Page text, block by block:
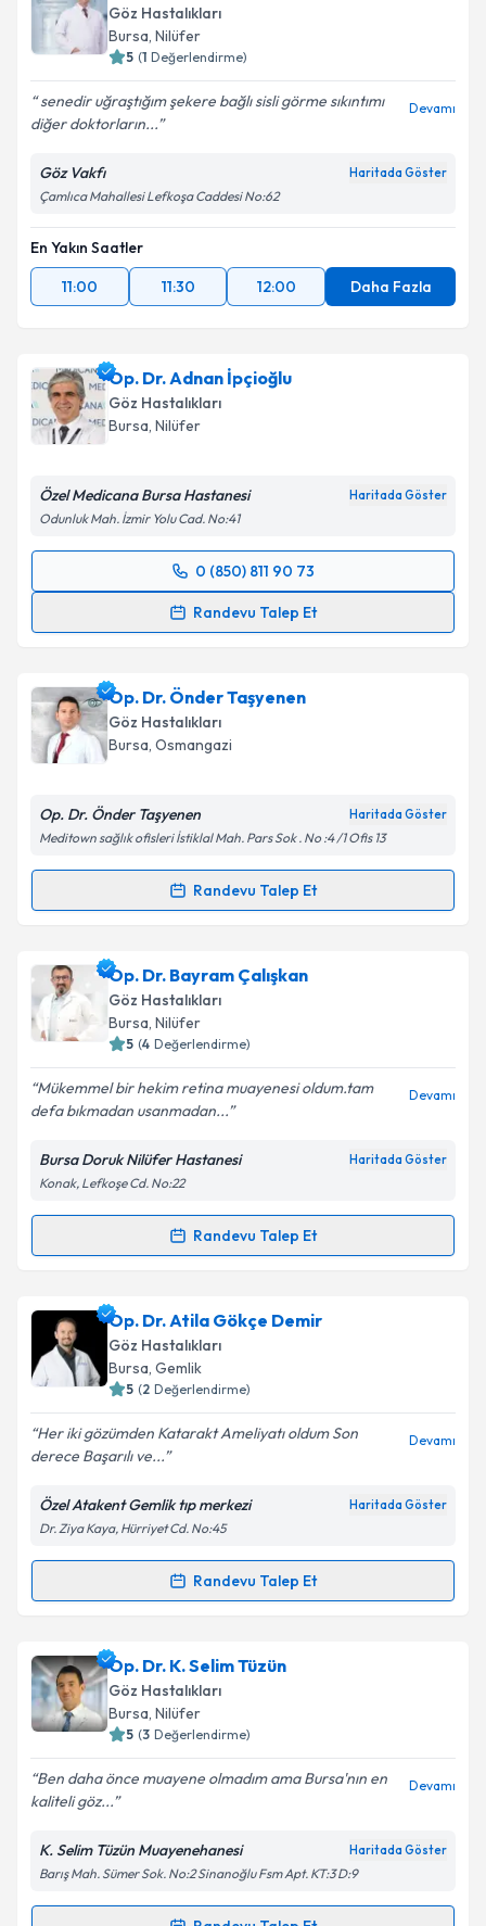
Göz Hastalıkları
Bursa, Nilüfer
5 (1 Değerlendirme)
senedir uğraştığım şekere bağlı sisli görme sıkıntımı
diğer doktorların...
Devamı
Göz Vakfı Haritada Göster
Çamlıca Mahallesi Lefkoşa Caddesi No:62
En Yakın Saatler
11:00
11:30 12:00 Daha Fazla
Op. Dr. Adnan İpçioğlu
Göz Hastalıkları
Bursa, Nilüfer
Özel Medicana Bursa Hastanesi Haritada Göster
Odunluk Mah. İzmir Yolu Cad. No:41
0 (850) 811 90 73
Randevu Talep Et
Randevu Takvimi Talebi
takvim hazırlandığında e-posta ile bilgilendireceğiz.
E-posta Adresiniz
Kişisel verilerimin işlenmesine ilişkinAydınlatma
Metni'ni okudum ve kişisel verilerimin belirtilen
kapsamda işlenmesini kabul ediyorum.
Op. Dr. Önder Taşyenen
Göz Hastalıkları
Bursa, Osmangazi
Op. Dr. Önder Taşyenen Haritada Göster
Meditown sağlık ofisleri İstiklal Mah. Pars Sok . No :4 /1 Ofis 13
Randevu Talep Et
Randevu Takvimi Talebi
Op. Dr. Önder Taşyeneniçin randevu takvimi talebi
oluşturun. Size bu uzmandan randevu almanız için bir
takvim hazırlandığında e-posta ile bilgilendireceğiz.
Kişisel verilerimin işlenmesine ilişkin
Aydınlatma
Metni'ni okudum ve kişisel verilerimin belirtilen
kapsamda işlenmesini kabul ediyorum.
Op. Dr. Bayram Çalışkan
Göz Hastalıkları
Bursa, Nilüfer
5 (4 Değerlendirme)
Mükemmel bir hekim retina muayenesi oldum.tam
defa bıkmadan usanmadan...
Devamı
Bursa Doruk Nilüfer Hastanesi Haritada Göster
Konak, Lefkoşe Cd. No:22
Randevu Talep Et
Randevu Takvimi Talebi
Op. Dr. Bayram Çalışkaniçin randevu takvimi talebi
oluşturun. Size bu uzmandan randevu almanız için bir
takvim hazırlandığında e-posta ile bilgilendireceğiz.
Kişisel verilerimin işlenmesine ilişkin
Aydınlatma
Metni'ni okudum ve kişisel verilerimin belirtilen
kapsamda işlenmesini kabul ediyorum.
Op. Dr. Atila Gökçe Demir
Göz Hastalıkları
Bursa, Gemlik
5 (2 Değerlendirme)
Her iki gözümden Katarakt Ameliyatı oldum Son
derece Başarılı ve...
Devamı
Özel Atakent Gemlik tıp merkezi Haritada Göster
Dr. Ziya Kaya, Hürriyet Cd. No:45
Randevu Talep Et
Randevu Takvimi Talebi
Op. Dr. Atila Gökçe Demiriçin randevu takvimi
talebi oluşturun. Size bu uzmandan randevu almanız
için bir takvim hazırlandığında e-posta ile
bilgilendireceğiz.
E-posta Adresiniz
Kişisel verilerimin işlenmesine ilişkinAydınlatma
Metni'ni okudum ve kişisel verilerimin belirtilen
Op. Dr. K. Selim Tüzün
Göz Hastalıkları
Bursa, Nilüfer
5 (3 Değerlendirme)
Ben daha önce muayene olmadım ama Bursa'nın en
kaliteli göz...
Devamı
K. Selim Tüzün Muayenehanesi Haritada Göster
Barış Mah. Sümer Sok. No:2 Sinanoğlu Fsm Apt. KT:3 D:9